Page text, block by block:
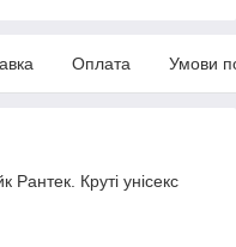
Оплата Умови
Рантек. Круті унісекс